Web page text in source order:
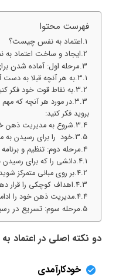
فهرست محتوا
اعتماد به نفس چیست؟
ایجاد و ساخت اعتماد
مرحله اول: آماده شدن
به هر آنچه قبلا به دست
به نقاط قوت خود فکر
در مورد هر آنچه که
بروید فکر کنید:
شروع به مدیریت ذهن
خود را برای رسیدن به
مرحله دوم: تنظیم و
دانشی را که برای رسیدن
بر روی مبانی متمرکز
اهداف کوچکی را قرار
مدیریت ذهن خود را
مرحله سوم: تسریع در
دو نکته اصلی در اعتماد
خودکارآمدی